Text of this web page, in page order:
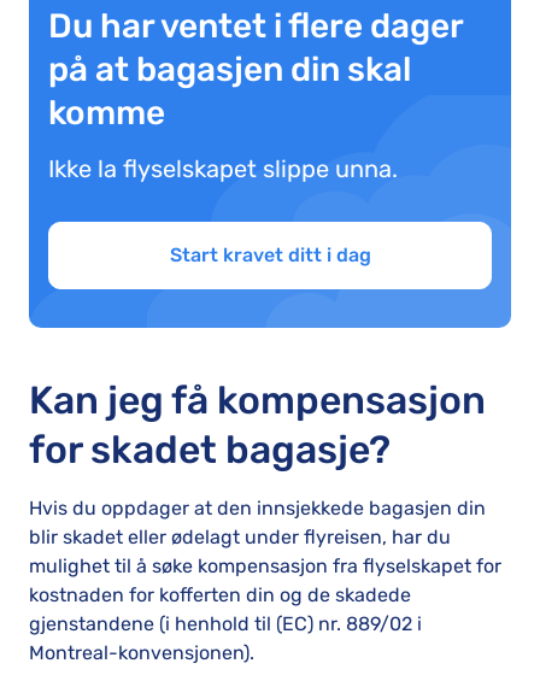
Du har ventet i flere dager
på at bagasjen din skal
komme
Ikke la flyselskapet slippe unna.
Start kravet ditt i dag
Kan jeg få kompensasjon
for skadet bagasje?
Hvis du oppdager at den innsjekkede bagasjen din
blir skadet eller ødelagt under flyreisen, har du
mulighet til å søke kompensasjon fra flyselskapet for
kostnaden for kofferten din og de skadede
gjenstandene (i henhold til (EC) nr. 889/02 i
Montreal-konvensjonen).